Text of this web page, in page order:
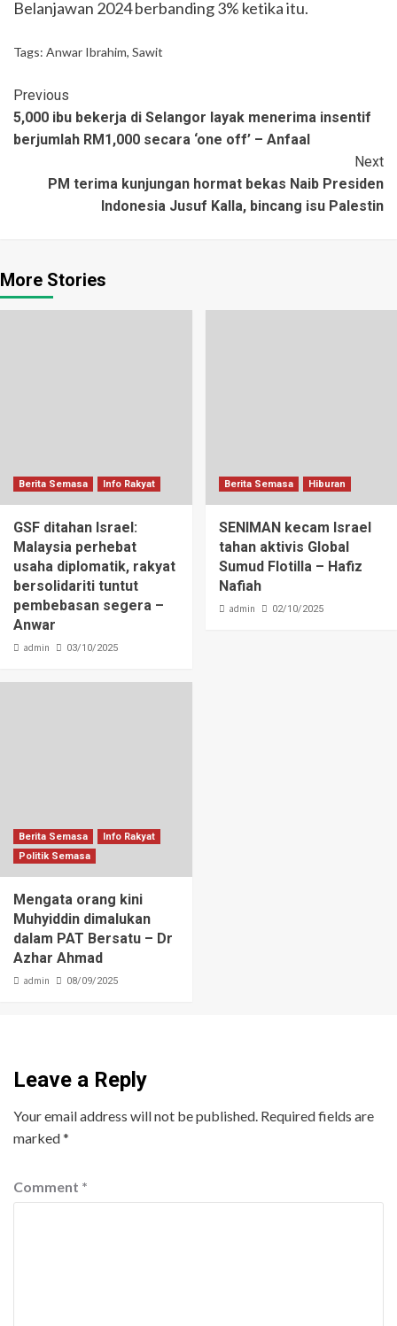
Belanjawan 2024 berbanding 3% ketika itu.
Tags: Anwar Ibrahim, Sawit
Previous
5,000 ibu bekerja di Selangor layak menerima insentif
berjumlah RM1,000 secara ‘one off’ – Anfaal
Next
PM terima kunjungan hormat bekas Naib Presiden
Indonesia Jusuf Kalla, bincang isu Palestin
More Stories
Berita Semasa Info Rakyat
GSF ditahan Israel:
Malaysia perhebat
usaha diplomatik, rakyat
bersolidariti tuntut
pembebasan segera –
Anwar
admin 03/10/2025
Berita Semasa Hiburan
SENIMAN kecam Israel
tahan aktivis Global
Sumud Flotilla – Hafiz
Nafiah
admin 02/10/2025
Berita Semasa
Info Rakyat
Politik Semasa
Mengata orang kini
Muhyiddin dimalukan
dalam PAT Bersatu – Dr
Azhar Ahmad
admin 08/09/2025
Leave a Reply
Your email address will not be published. Required fields are
marked*
Comment *